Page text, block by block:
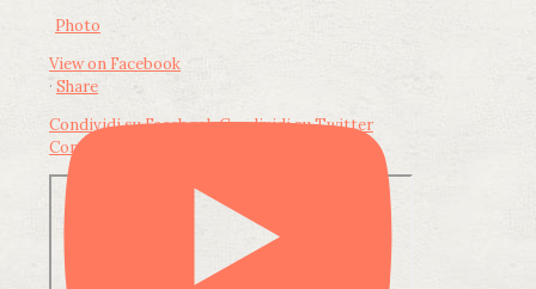
Photo
View on Facebook
· Share
Condividi su FacebookCondividi su Twitter
Condividi su LinkedIn